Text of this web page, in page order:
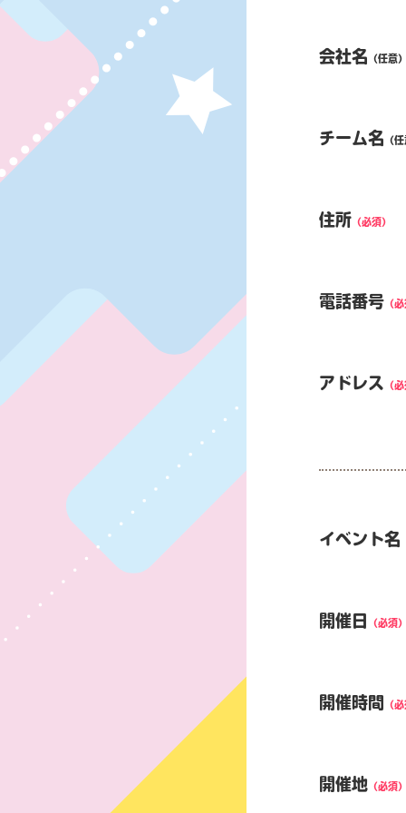
会社名 （任意）
チーム名 （任
住所 （必須）
電話番号 （必
アドレス （必
イベント名
開催日 （必須）
開催時間 （必
開催地 （必須）